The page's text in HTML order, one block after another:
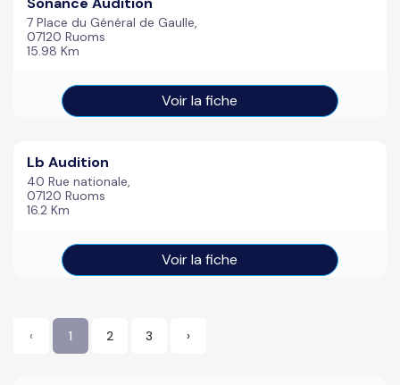
7 Place du Général de Gaulle,
07120 Ruoms
15.98 Km
Voir la fiche
Lb Audition
40 Rue nationale,
07120 Ruoms
16.2 Km
Voir la fiche
‹ 1 2 3 ›